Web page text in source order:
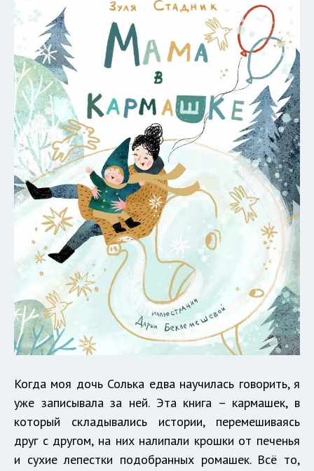
Когда моя дочь Солька едва научилась говорить, я
уже записывала за ней. Эта книга – кармашек, в
который складывались истории, перемешиваясь
друг с другом, на них налипали крошки от печенья
и сухие лепестки подобранных ромашек. Всё то,